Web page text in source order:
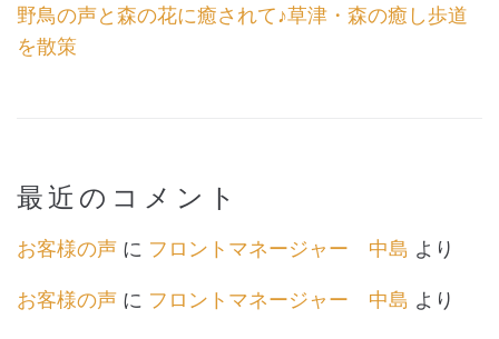
野鳥の声と森の花に癒されて♪草津・森の癒し歩道
を散策
最近のコメント
お客様の声 に フロントマネージャー 中島 より
お客様の声 に フロントマネージャー 中島 より